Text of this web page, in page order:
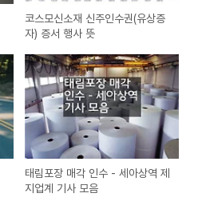
코스모신소재 신주인수권(유상증
자) 증서 행사 뜻
태림포장 매각 인수 - 세아상역 제
지업계 기사 모음